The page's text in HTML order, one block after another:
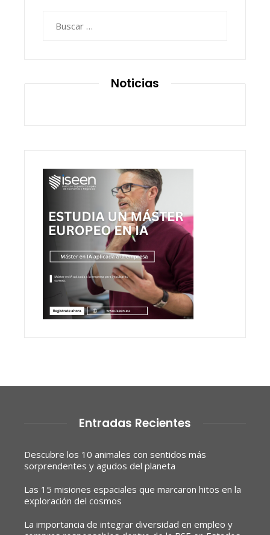
Noticias
Entradas Recientes
Descubre los 10 animales con sentidos más
sorprendentes y agudos del planeta
Las 15 misiones espaciales que marcaron hitos en la
exploración del cosmos
La importancia de integrar diversidad en empleo y